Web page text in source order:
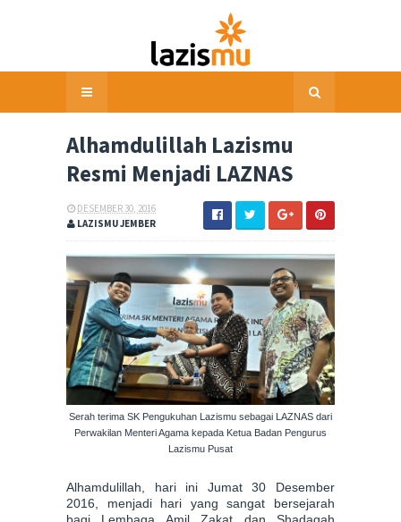
Alhamdulillah Lazismu
Resmi Menjadi LAZNAS
DESEMBER 30, 2016
LAZISMU JEMBER
Serah terima SK Pengukuhan Lazismu sebagai LAZNAS dari
Perwakilan Menteri Agama kepada Ketua Badan Pengurus
Lazismu Pusat
Alhamdulillah, hari ini Jumat 30 Desember
2016, menjadi hari yang sangat bersejarah